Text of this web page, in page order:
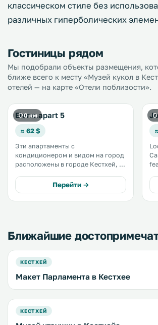
классическом стиле без
различных гиперболических
Гостиницы рядом
Мы подобрали объекты размещения,
ближе всего к месту «Музей кукол в
отелей — на карте «Отели поблизости».
0 км
Elena.apart 5
≈ 62 $
Эти апартаменты с
кондиционером и видом на город
расположены в городе Кестхей, в
и в 1 км от Балатонского музея. К
услугам гостей бесплатный Wi-Fi
на всей территории. .
Перейти →
Ближайшие
КЕСТХЕЙ
Макет Парламента в Кестхее
КЕСТХЕЙ